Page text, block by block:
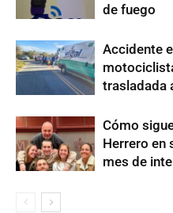
de fuego
Accidente
trasladada
Cómo
Herrero en
mes de